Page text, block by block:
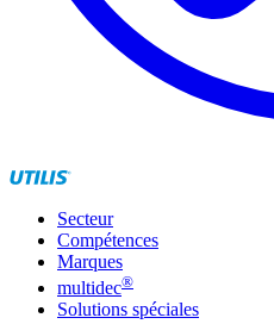
Secteur
Compétences
Marques
multidec®
Solutions spéciales